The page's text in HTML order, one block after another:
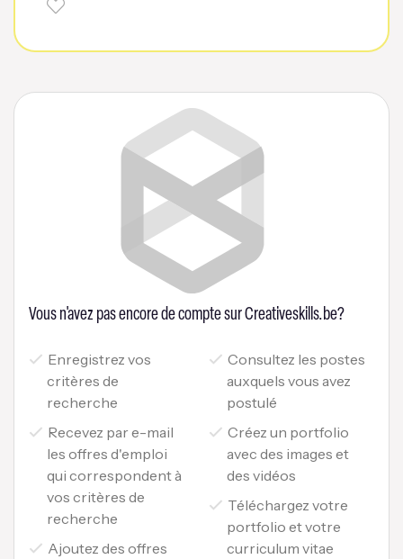
Vous n'avez pas encore de compte sur Creativeskills.be?
Enregistrez vos
critères de
recherche
Recevez par e-mail
les offres d'emploi
qui correspondent à
vos critères de
recherche
Ajoutez des offres
Consultez les postes
auxquels vous avez
postulé
Créez un portfolio
avec des images et
des vidéos
Téléchargez votre
portfolio et votre
curriculum vitae